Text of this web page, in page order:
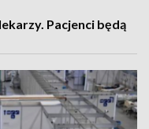
Pacjenci będą